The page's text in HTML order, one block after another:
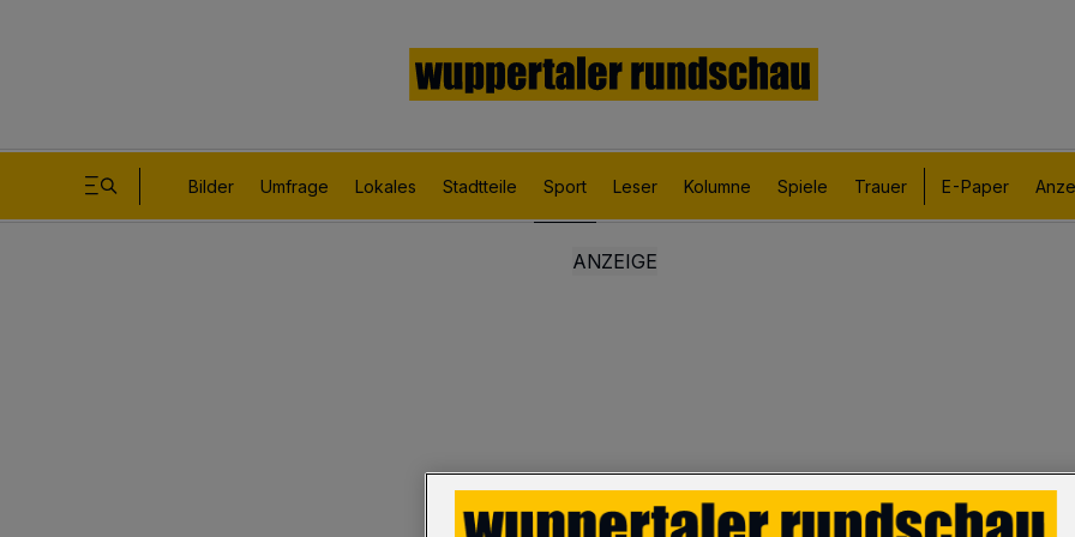
Bilder Umfrage Lokales Stadtteile Sport Leser Kolumne Spiele Trauer E-Paper